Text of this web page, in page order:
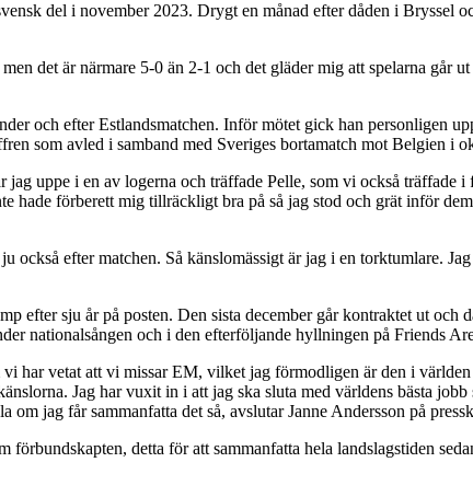
del i november 2023. Drygt en månad efter dåden i Bryssel
det är närmare 5-0 än 2-1 och det gläder mig att spelarna går
och efter Estlandsmatchen. Inför mötet gick han personligen
som avled i samband med Sveriges bortamatch mot Belgien i
uppe i en av logerna och träffade Pelle, som vi också träffade
förberett mig tillräckligt bra på så jag stod och grät inför
också efter matchen. Så känslomässigt är jag i en torktumlare.
efter sju år på posten. Den sista december går kontraktet ut
nationalsången och i den efterföljande hyllningen på Friends
har vetat att vi missar EM, vilket jag förmodligen är den i
Jag har vuxit in i att jag ska sluta med världens bästa
jag får sammanfatta det så, avslutar Janne Andersson på
förbundskapten, detta för att sammanfatta hela landslagstiden